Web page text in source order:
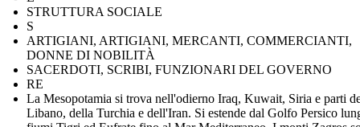
STRUTTURA SOCIALE
S
ARTIGIANI, ARTIGIANI, MERCANTI, COMMERCIANTI,
DONNE DI NOBILITÀ
SACERDOTI, SCRIBI, FUNZIONARI DEL GOVERNO
RE
La Mesopotamia si trova nell'odierno Iraq, Kuwait, Siria e parti
Libano, della Turchia e dell'Iran. Si estende dal Golfo Persico